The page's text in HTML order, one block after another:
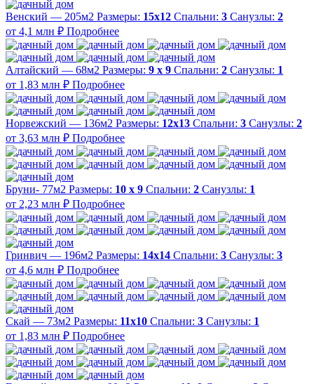
Венский — 205м2 Размеры: 15х12 Спальни: 3 Санузлы: 2
от 4,1 млн ₽ Подробнее
Алтайский — 68м2 Размеры: 9 х 9 Спальни: 2 Санузлы: 1
от 1,83 млн ₽ Подробнее
Норвежский — 136м2 Размеры: 12х13 Спальни: 3 Санузлы: 2
от 3,63 млн ₽ Подробнее
Бруни- 77м2 Размеры: 10 х 9 Спальни: 2 Санузлы: 1
от 2,23 млн ₽ Подробнее
Гринвич — 196м2 Размеры: 14х14 Спальни: 3 Санузлы: 3
от 4,6 млн ₽ Подробнее
Скай — 73м2 Размеры: 11х10 Спальни: 3 Санузлы: 1
от 1,83 млн ₽ Подробнее